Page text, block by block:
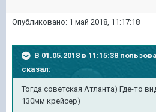
Опубликовано: 1 май 2018, 11:17:18
В 01.05.2018 в 11:15:38
сказал:
Тогда советская Атланта) Где-то
130мм крейсер)